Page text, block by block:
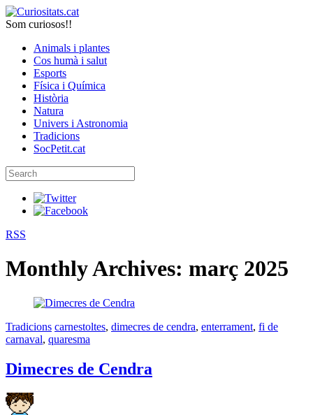
Som curiosos!!
Animals i plantes
Cos humà i salut
Esports
Física i Química
Història
Natura
Univers i Astronomia
Tradicions
SocPetit.cat
RSS
Monthly Archives: març 2025
Tradicions carnestoltes, dimecres de cendra, enterrament, fi de
carnaval, quaresma
Dimecres de Cendra